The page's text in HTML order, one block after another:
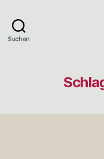
Suchen